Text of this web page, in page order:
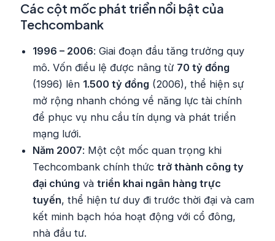
Các cột mốc phát triển nổi bật của
Techcombank
1996 – 2006: Giai đoạn đầu tăng trưởng quy
mô. Vốn điều lệ được nâng từ 70 tỷ đồng
(1996) lên 1.500 tỷ đồng (2006), thể hiện sự
mở rộng nhanh chóng về năng lực tài chính
để phục vụ nhu cầu tín dụng và phát triển
mạng lưới.
Năm 2007: Một cột mốc quan trọng khi
Techcombank chính thứctrở thành công ty
đại chúng vàtriển khai ngân hàng trực
tuyến, thể hiện tư duy đi trước thời đại và cam
kết minh bạch hóa hoạt động với cổ đông,
nhà đầu tư.